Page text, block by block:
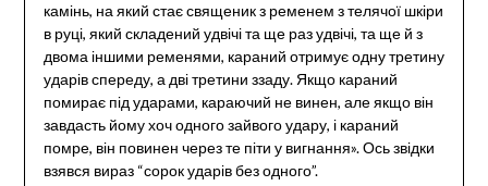
камінь, на який стає священик з ременем з телячої шкіри
в руці, який складений удвічі та ще раз удвічі, та ще й з
двома іншими ременями, караний отримує одну третину
ударів спереду, а дві третини ззаду. Якщо караний
помирає під ударами, караючий не винен, але якщо він
завдасть йому хоч одного зайвого удару, і караний
помре, він повинен через те піти у вигнання». Ось звідки
взявся вираз “сорок ударів без одного”.